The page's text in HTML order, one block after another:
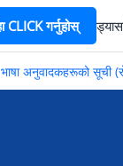
CLICK गर्नुहोस्
अनुवादकहरूको सूची